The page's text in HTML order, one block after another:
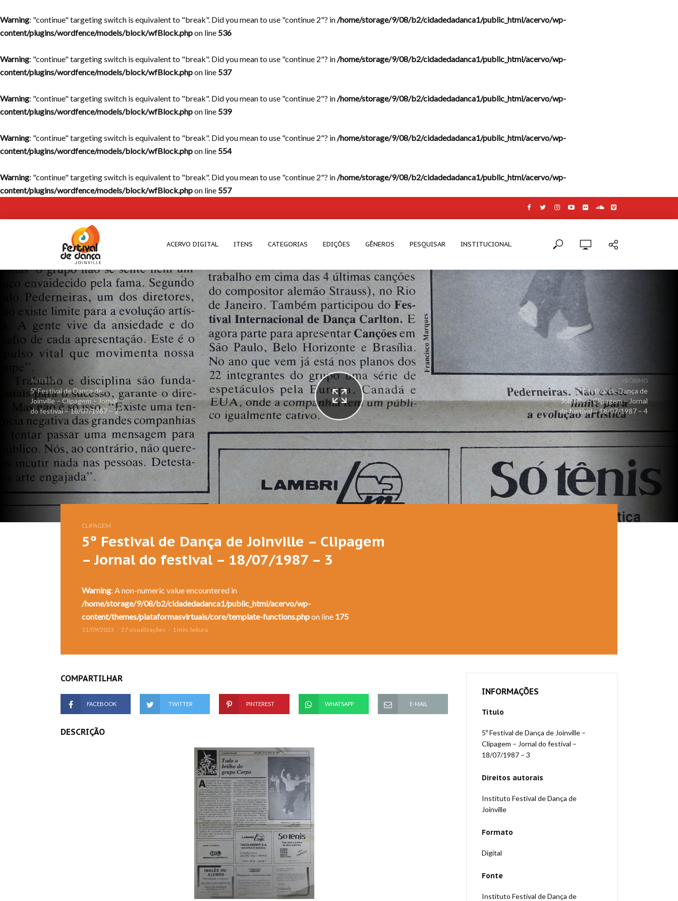
Warning: "continue" targeting switch is equivalent to "break". Did you mean to use "continue 2"? in/home/storage/9/08/b2/cidadedadanca1/public_html/acervo/wp-
content/plugins/wordfence/models/block/wfBlock.phpon line536
Warning: "continue" targeting switch is equivalent to "break". Did you mean to use "continue 2"? in/home/storage/9/08/b2/cidadedadanca1/public_html/acervo/wp-
content/plugins/wordfence/models/block/wfBlock.phpon line537
Warning: "continue" targeting switch is equivalent to "break". Did you mean to use "continue 2"? in/home/storage/9/08/b2/cidadedadanca1/public_html/acervo/wp-
content/plugins/wordfence/models/block/wfBlock.phpon line539
Warning: "continue" targeting switch is equivalent to "break". Did you mean to use "continue 2"? in/home/storage/9/08/b2/cidadedadanca1/public_html/acervo/wp-
content/plugins/wordfence/models/block/wfBlock.phpon line554
Warning: "continue" targeting switch is equivalent to "break". Did you mean to use "continue 2"? in/home/storage/9/08/b2/cidadedadanca1/public_html/acervo/wp-
content/plugins/wordfence/models/block/wfBlock.phpon line557
ACERVO DIGITAL ITENS CATEGORIAS EDIÇÕES GÊNEROS PESQUISAR INSTITUCIONAL
ANTERIOR
5º Festival de Dança de
Joinville – Clipagem – Jornal
do festival – 18/07/1987 – 2
PRÓXIMO
5º Festival de Dança de
Joinville – Clipagem – Jornal
do festival – 18/07/1987 – 4
CLIPAGEM
5º Festival de Dança de Joinville – Clipagem
– Jornal do festival – 18/07/1987 – 3
Warning: A non-numeric value encountered in
/home/storage/9/08/b2/cidadedadanca1/public_html/acervo/wp-
content/themes/plataformasvirtuais/core/template-functions.phpon line 175
11/09/2023 27 visualizações 1 min. leitura
COMPARTILHAR
FACEBOOK TWITTER PINTEREST WHATSAPP E-MAIL
DESCRIÇÃO
INFORMAÇÕES
Título
5º Festival de Dança de Joinville –
Clipagem – Jornal do festival –
18/07/1987 – 3
Direitos autorais
Instituto Festival de Dança de
Joinville
Formato
Digital
Fonte
Instituto Festival de Dança de